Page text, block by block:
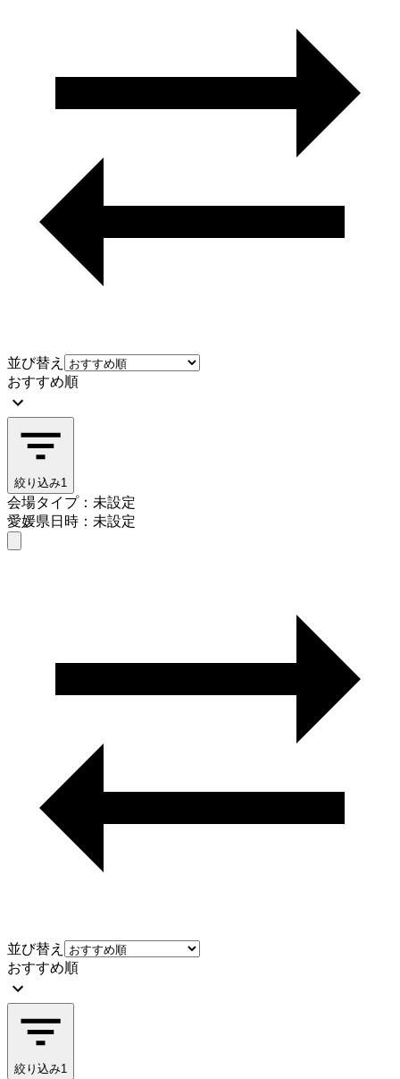
並び替え
おすすめ順
絞り込み1
会場タイプ：未設定
愛媛県日時：未設定
並び替え
おすすめ順
絞り込み1